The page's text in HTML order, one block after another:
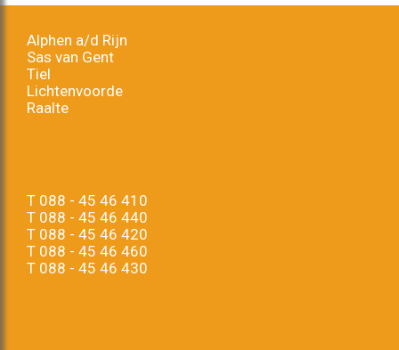
Alphen a/d Rijn
Sas van Gent
Tiel
Lichtenvoorde
Raalte
T 088 - 45 46 410
T 088 - 45 46 440
T 088 - 45 46 420
T 088 - 45 46 460
T 088 - 45 46 430